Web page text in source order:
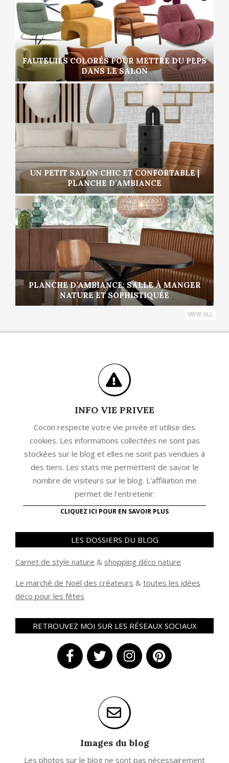
FAUTEUILS COLORÉS POUR METTRE DU PEPS
DANS LE SALON
UN PETIT SALON CHIC ET CONFORTABLE |
PLANCHE D’AMBIANCE
PLANCHE D’AMBIANCE: SALLE À MANGER
NATURE ET SOPHISTIQUÉE
VIEW ALL
INFO VIE PRIVEE
Cocon respecte votre vie privée et utilise des
cookies. Les informations collectées ne sont pas
stockées sur le blog et elles ne sont pas vendues à
des tiers. Les stats me permettent de savoir le
nombre de visiteurs sur le blog. L'affiliation me
permet de l'entretenir.
CLIQUEZ ICI POUR EN SAVOIR PLUS
LES DOSSIERS DU BLOG
Carnet de style nature & shopping déco nature
Le marché de Noël des créateurs & toutes les idées
déco pour les fêtes
RETROUVEZ MOI SUR LES RÉSEAUX SOCIAUX
Images du blog
Les photos sur le blog ne sont pas nécessairement